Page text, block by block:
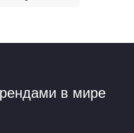
в мире